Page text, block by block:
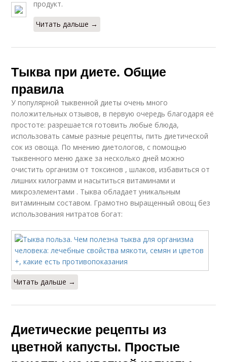
продукт.
Читать дальше →
Тыква при диете. Общие
правила
У популярной тыквенной диеты очень много
положительных отзывов, в первую очередь благодаря её
простоте: разрешается готовить любые блюда,
использовать самые разные рецепты, пить диетической
сок из овоща. По мнению диетологов, с помощью
тыквенного меню даже за несколько дней можно
очистить организм от токсинов , шлаков, избавиться от
лишних килограмм и насытиться витаминами и
микроэлементами . Тыква обладает уникальным
витаминным составом. Грамотно выращенный овощ без
использования нитратов богат:
Читать дальше →
Диетические рецепты из
цветной капусты. Простые